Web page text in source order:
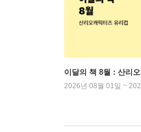
이달의 책 8월 : 산리
2026년 08월 01일 ~